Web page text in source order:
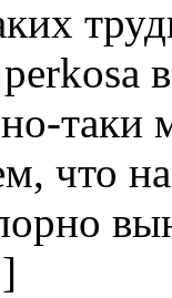
таки
что